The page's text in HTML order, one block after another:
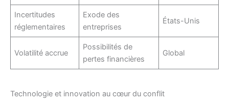
Incertitudes
réglementaires
Exode des
entreprises
États-Unis
Volatilité accrue
Possibilités de
pertes financières
Global
Technologie et innovation au cœur du conflit